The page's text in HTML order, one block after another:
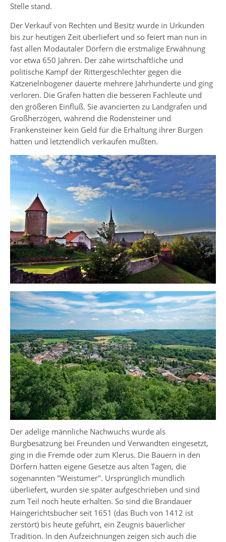
Stelle stand.
Der Verkauf von Rechten und Besitz wurde in Urkunden
bis zur heutigen Zeit überliefert und so feiert man nun in
fast allen Modautaler Dörfern die erstmalige Erwähnung
vor etwa 650 Jahren. Der zähe wirtschaftliche und
politische Kampf der Rittergeschlechter gegen die
Katzenelnbogener dauerte mehrere Jahrhunderte und ging
verloren. Die Grafen hatten die besseren Fachleute und
den größeren Einfluß. Sie avancierten zu Landgrafen und
Großherzögen, während die Rodensteiner und
Frankensteiner kein Geld für die Erhaltung ihrer Burgen
hatten und letztendlich verkaufen mußten.
Der adelige männliche Nachwuchs wurde als
Burgbesatzung bei Freunden und Verwandten eingesetzt,
ging in die Fremde oder zum Klerus. Die Bauern in den
Dörfern hatten eigene Gesetze aus alten Tagen, die
sogenannten "Weistümer". Ursprünglich mündlich
überliefert, wurden sie später aufgeschrieben und sind
zum Teil noch heute erhalten. So sind die Brandauer
Haingerichtsbücher seit 1651 (das Buch von 1412 ist
zerstört) bis heute geführt, ein Zeugnis bäuerlicher
Tradition. In den Aufzeichnungen zeigen sich auch die